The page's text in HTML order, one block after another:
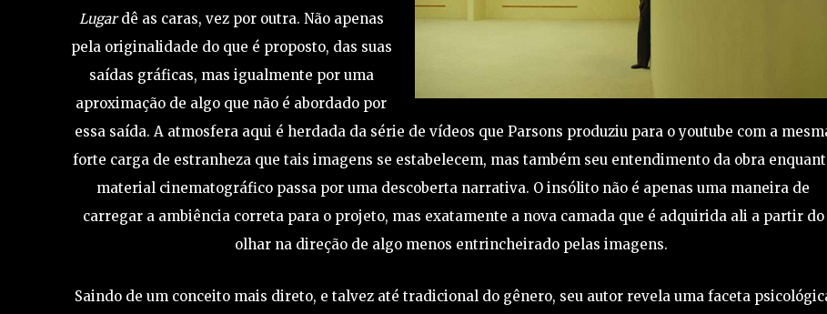
Lugardê as caras, vez por outra. Não apenas
pela originalidade do que é proposto, das suas
saídas gráficas, mas igualmente por uma
aproximação de algo que não é abordado por
essa saída. A atmosfera aqui é herdada da série de vídeos que Parsons produziu para o youtube com a
forte carga de estranheza que tais imagens se estabelecem, mas também seu entendimento da obra
material cinematográfico passa por uma descoberta narrativa. O insólito não é apenas uma maneira de
carregar a ambiência correta para o projeto, mas exatamente a nova camada que é adquirida ali a partir do
olhar na direção de algo menos entrincheirado pelas imagens.
Saindo de um conceito mais direto, e talvez até tradicional do gênero, seu autor revela uma faceta